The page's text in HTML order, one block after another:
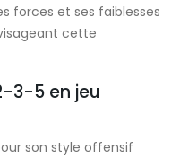
forces et ses faiblesses
cette
3-5 en jeu
son style offensif